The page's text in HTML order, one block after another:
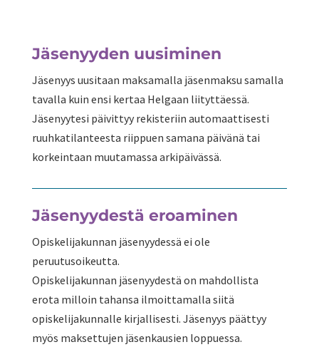
Jäsenyyden uusiminen
Jäsenyys uusitaan maksamalla jäsenmaksu samalla
tavalla kuin ensi kertaa Helgaan liityttäessä.
Jäsenyytesi päivittyy rekisteriin automaattisesti
ruuhkatilanteesta riippuen samana päivänä tai
korkeintaan muutamassa arkipäivässä.
Jäsenyydestä eroaminen
Opiskelijakunnan jäsenyydessä ei ole
peruutusoikeutta.
Opiskelijakunnan jäsenyydestä on mahdollista
erota milloin tahansa ilmoittamalla siitä
opiskelijakunnalle kirjallisesti. Jäsenyys päättyy
myös maksettujen jäsenkausien loppuessa.